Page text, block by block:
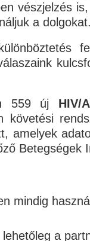
vészjelzés
a
559 új HIV/
követési
amelyek
Betegségek
mindig
a